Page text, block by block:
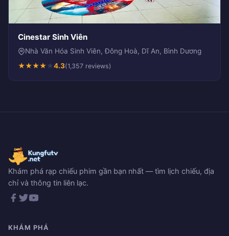
Cinestar Sinh Viên
Nhà Văn Hóa Sinh Viên, Đông Hoà, Dĩ An, Bình Dương
★★★★★4.3(1,357 reviews)
Khám phá rạp chiếu phim gần bạn nhất — tìm lịch chiếu, địa
chỉ và thông tin liên lạc.
KHÁM PHÁ